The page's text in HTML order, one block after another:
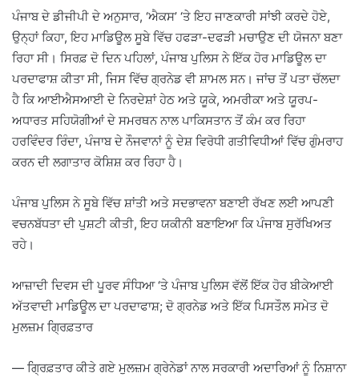
ਪੰਜਾਬ ਦੇ ਡੀਜੀਪੀ ਦੇ ਅਨੁਸਾਰ, ‘ਐਕਸ’ ‘ਤੇ ਇਹ ਜਾਣਕਾਰੀ ਸਾਂਝੀ ਕਰਦੇ ਹੋਏ,
ਉਨ੍ਹਾਂ ਕਿਹਾ, ਇਹ ਮਾਡਿਊਲ ਸੂਬੇ ਵਿੱਚ ਹਫੜਾ-ਦਫੜੀ ਮਚਾਉਣ ਦੀ ਯੋਜਨਾ ਬਣਾ
ਰਿਹਾ ਸੀ। ਸਿਰਫ਼ ਦੋ ਦਿਨ ਪਹਿਲਾਂ, ਪੰਜਾਬ ਪੁਲਿਸ ਨੇ ਇੱਕ ਹੋਰ ਮਾਡਿਊਲ ਦਾ
ਪਰਦਾਫਾਸ਼ ਕੀਤਾ ਸੀ, ਜਿਸ ਵਿੱਚ ਗ੍ਰਨੇਡ ਵੀ ਸ਼ਾਮਲ ਸਨ। ਜਾਂਚ ਤੋਂ ਪਤਾ ਚੱਲਦਾ
ਹੈ ਕਿ ਆਈਐਸਆਈ ਦੇ ਨਿਰਦੇਸ਼ਾਂ ਹੇਠ ਅਤੇ ਯੂਕੇ, ਅਮਰੀਕਾ ਅਤੇ ਯੂਰਪ-
ਅਧਾਰਤ ਸਹਿਯੋਗੀਆਂ ਦੇ ਸਮਰਥਨ ਨਾਲ ਪਾਕਿਸਤਾਨ ਤੋਂ ਕੰਮ ਕਰ ਰਿਹਾ
ਹਰਵਿੰਦਰ ਰਿੰਦਾ, ਪੰਜਾਬ ਦੇ ਨੌਜਵਾਨਾਂ ਨੂੰ ਦੇਸ਼ ਵਿਰੋਧੀ ਗਤੀਵਿਧੀਆਂ ਵਿੱਚ ਗੁੰਮਰਾਹ
ਕਰਨ ਦੀ ਲਗਾਤਾਰ ਕੋਸ਼ਿਸ਼ ਕਰ ਰਿਹਾ ਹੈ।
ਪੰਜਾਬ ਪੁਲਿਸ ਨੇ ਸੂਬੇ ਵਿੱਚ ਸ਼ਾਂਤੀ ਅਤੇ ਸਦਭਾਵਨਾ ਬਣਾਈ ਰੱਖਣ ਲਈ ਆਪਣੀ
ਵਚਨਬੱਧਤਾ ਦੀ ਪੁਸ਼ਟੀ ਕੀਤੀ, ਇਹ ਯਕੀਨੀ ਬਣਾਇਆ ਕਿ ਪੰਜਾਬ ਸੁਰੱਖਿਅਤ
ਰਹੇ।
ਆਜ਼ਾਦੀ ਦਿਵਸ ਦੀ ਪੂਰਵ ਸੰਧਿਆ ‘ਤੇ ਪੰਜਾਬ ਪੁਲਿਸ ਵੱਲੋਂ ਇੱਕ ਹੋਰ ਬੀਕੇਆਈ
ਅੱਤਵਾਦੀ ਮਾਡਿਊਲ ਦਾ ਪਰਦਾਫਾਸ਼; ਦੋ ਗ੍ਰਨੇਡ ਅਤੇ ਇੱਕ ਪਿਸਤੌਲ ਸਮੇਤ ਦੋ
ਮੁਲਜ਼ਮ ਗ੍ਰਿਫ਼ਤਾਰ
— ਗ੍ਰਿਫ਼ਤਾਰ ਕੀਤੇ ਗਏ ਮੁਲਜ਼ਮ ਗ੍ਰੇਨੇਡਾਂ ਨਾਲ ਸਰਕਾਰੀ ਅਦਾਰਿਆਂ ਨੂੰ ਨਿਸ਼ਾਨਾ